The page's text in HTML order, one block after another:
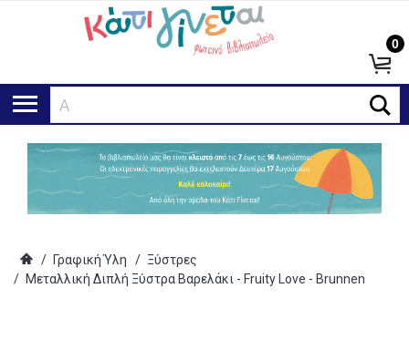
Αναζ
0
/ Γραφική Ύλη / Ξύστρες
/ Μεταλλική Διπλή Ξύστρα Βαρελάκι - Fruity Love - Brunnen